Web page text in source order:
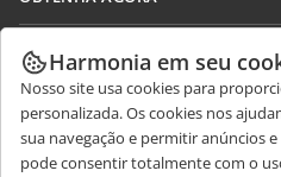
Docs
DocSpace
Workspace
Conectores
COLABORAR
Para colaboradores
Para tradutores
Para influenciadores
RECEBA NOTÍCIAS
Blog
OBTER AJUDA
Harmonia em seu
Nosso site usa cookies para
personalizada. Os cookies nos
sua navegação e permitir anúncios
pode consentir totalmente com o